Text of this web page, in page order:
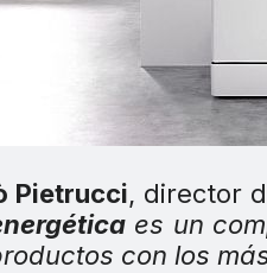
Pietrucci, director
es un
con los